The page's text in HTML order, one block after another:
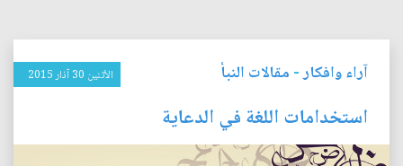
آراء وافكار- مقالات النبأ الأثنين 30 آذار 2015
استخدامات اللغة في الدعاية